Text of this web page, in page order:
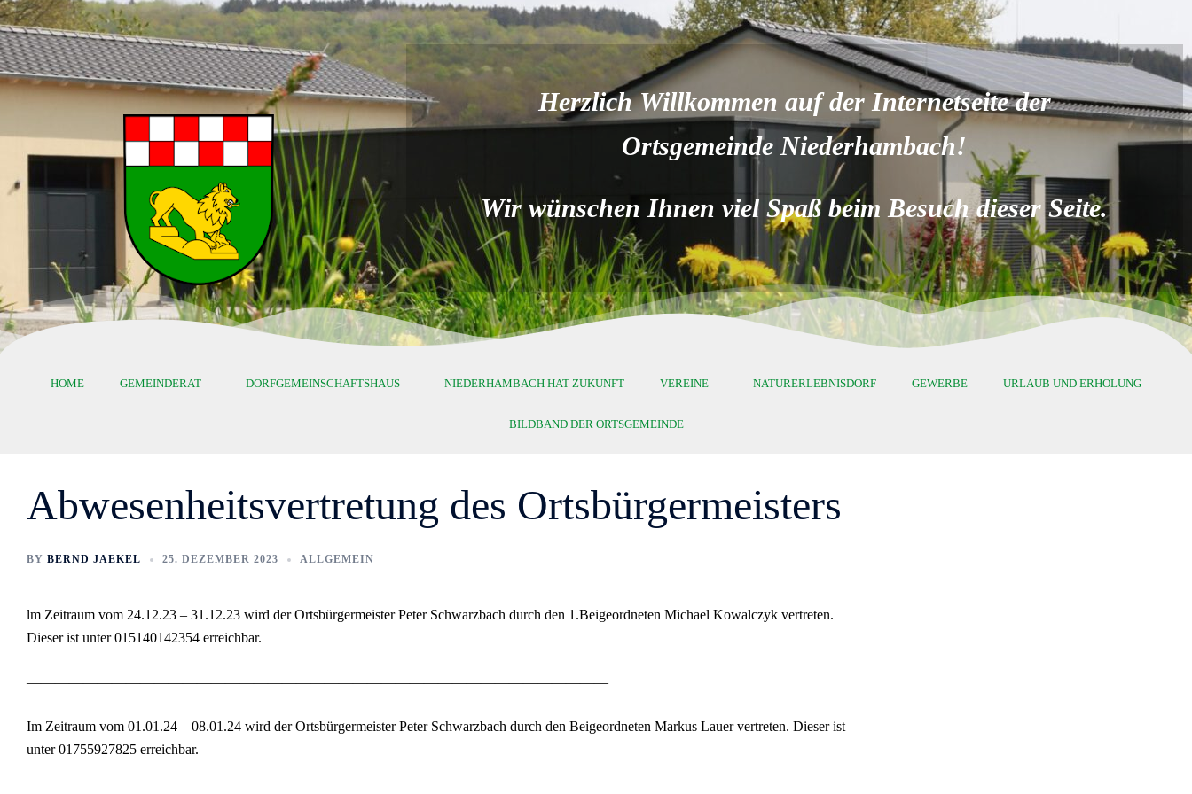
Herzlich Willkommen auf der Internetseite der
Ortsgemeinde Niederhambach!
Wir wünschen Ihnen viel Spaß beim Besuch dieser Seite.
HOME GEMEINDERAT DORFGEMEINSCHAFTSHAUS NIEDERHAMBACH HAT ZUKUNFT VEREINE NATURERLEBNISDORF GEWERBE URLAUB UND ERHOLUNG
BILDBAND DER ORTSGEMEINDE
Abwesenheitsvertretung des Ortsbürgermeisters
BY BERND JAEKEL 25. DEZEMBER 2023 ALLGEMEIN
lm Zeitraum vom 24.12.23 – 31.12.23 wird der Ortsbürgermeister Peter Schwarzbach durch den 1.Beigeordneten Michael Kowalczyk vertreten.
Dieser ist unter 015140142354 erreichbar.
—————————————————————————————————————————
Im Zeitraum vom 01.01.24 – 08.01.24 wird der Ortsbürgermeister Peter Schwarzbach durch den Beigeordneten Markus Lauer vertreten. Dieser ist
unter 01755927825 erreichbar.